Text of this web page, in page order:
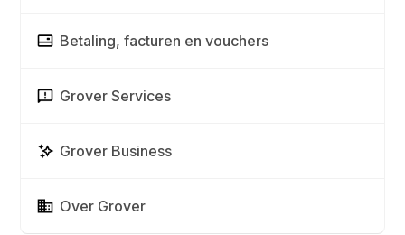
Betaling, facturen en vouchers
Grover Services
Grover Business
Over Grover